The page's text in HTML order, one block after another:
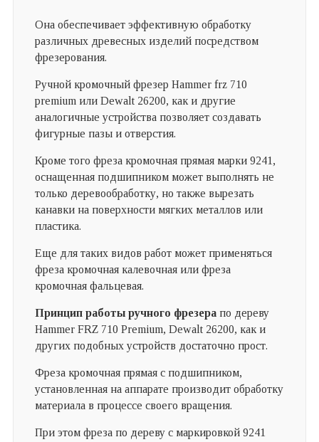
Она обеспечивает эффективную обработку
различных древесных изделий посредством
фрезерования.
Ручной кромочный фрезер Hammer frz 710
premium или Dewalt 26200, как и другие
аналогичные устройства позволяет создавать
фигурные пазы и отверстия.
Кроме того фреза кромочная прямая марки 9241,
оснащенная подшипником может выполнять не
только деревообработку, но также вырезать
канавки на поверхности мягких металлов или
пластика.
Еще для таких видов работ может применяться
фреза кромочная калевочная или фреза
кромочная фальцевая.
Принцип работы ручного фрезерапо дереву
Hammer FRZ 710 Premium, Dewalt 26200, как и
других подобных устройств достаточно прост.
Фреза кромочная прямая с подшипником,
установленная на аппарате производит обработку
материала в процессе своего вращения.
При этом фреза по дереву с маркировкой 9241